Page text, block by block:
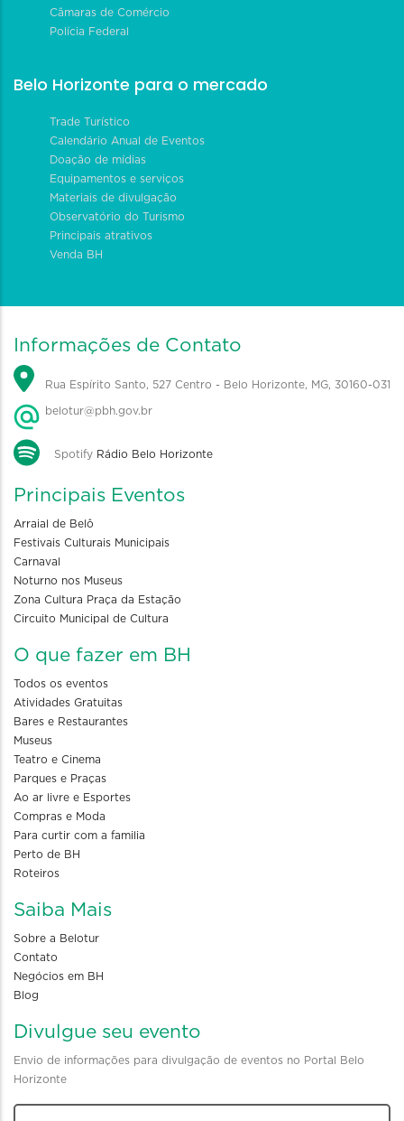
Câmaras de Comércio
Polícia Federal
Belo Horizonte para o mercado
Trade Turístico
Calendário Anual de Eventos
Doação de mídias
Equipamentos e serviços
Materiais de divulgação
Observatório do Turismo
Principais atrativos
Venda BH
Informações de Contato
Rua Espírito Santo, 527 Centro - Belo Horizonte, MG, 30160-031
belotur@pbh.gov.br
Spotify Rádio Belo Horizonte
Principais Eventos
Arraial de Belô
Festivais Culturais Municipais
Carnaval
Noturno nos Museus
Zona Cultura Praça da Estação
Circuito Municipal de Cultura
O que fazer em BH
Todos os eventos
Atividades Gratuitas
Bares e Restaurantes
Museus
Teatro e Cinema
Parques e Praças
Ao ar livre e Esportes
Compras e Moda
Para curtir com a familia
Perto de BH
Roteiros
Saiba Mais
Sobre a Belotur
Contato
Negócios em BH
Blog
Divulgue seu evento
Envio de informações para divulgação de eventos no Portal Belo
Horizonte